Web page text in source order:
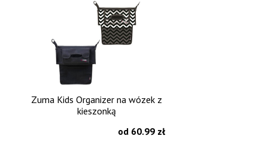
Zuma Kids Organizer na wózek z
kieszonką
od 60.99 zł